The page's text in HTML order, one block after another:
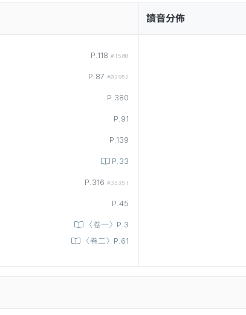
P.118 #1580
P.87 #02952
P.380
P.91
P.139
P.33
P.316 #35351
P.45
〈卷一〉P.3
〈卷二〉P.61
讀音分佈